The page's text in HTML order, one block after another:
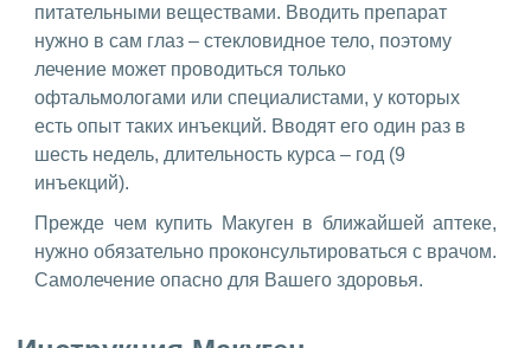
питательными веществами. Вводить препарат
нужно в сам глаз – стекловидное тело, поэтому
лечение может проводиться только
офтальмологами или специалистами, у которых
есть опыт таких инъекций. Вводят его один раз в
шесть недель, длительность курса – год (9
инъекций).
Прежде чем купить Макуген в ближайшей аптеке,
нужно обязательно проконсультироваться с врачом.
Самолечение опасно для Вашего здоровья.